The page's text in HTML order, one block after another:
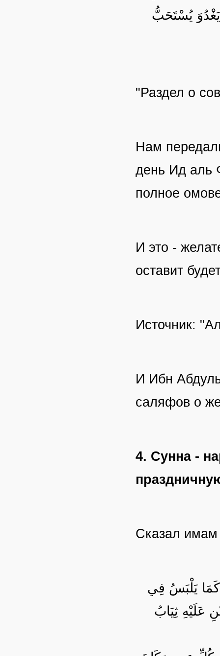
يُسْتَحَبُّ
"Раздел о
Нам
день Ид аль
полное
И это -
оставит
Источник:
И Ибн
саляфов о
4. Сунна -
Сказал
كَمَا يَلْبَسُ فِي
عَلَيْهِ ثِيَابُ